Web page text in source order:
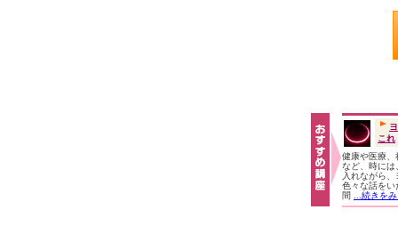
これ
健康や医療、
など、時には
入れながら
色々な話をい
間
...続きを